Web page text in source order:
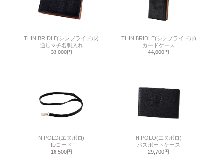
THIN BRIDLE(シンブライドル)
通しマチ名刺入れ
33,000円
THIN BRIDLE(シンブライドル)
カードケース
44,000円
N POLO(エヌポロ)
IDコード
16,500円
N POLO(エヌポロ)
パスポートケース
29,700円